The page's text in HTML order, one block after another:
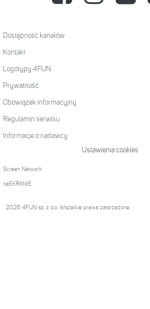
Dostępność kanałów
Kontakt
Logotypy 4FUN
Prywatność
Obowiązek informacyjny
Regulamin serwisu
Informacje o nadawcy
Ustawienia cookies
Screen Network
naEKRANIE
2026 4FUN sp. z o.o. Wszelkie prawa zastrzeżone.